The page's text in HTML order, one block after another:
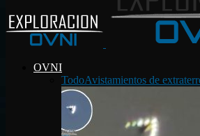
OVNI
TodoAvistamientos de